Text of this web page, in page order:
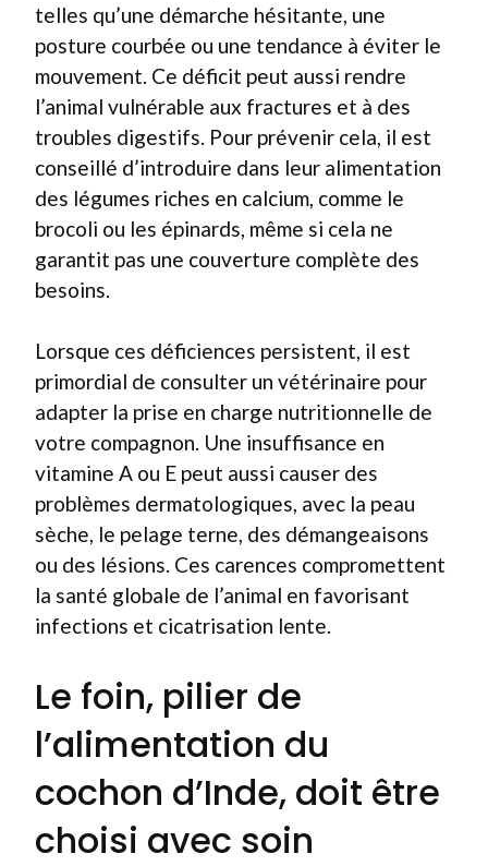
telles qu’une démarche hésitante, une
posture courbée ou une tendance à éviter le
mouvement. Ce déficit peut aussi rendre
l’animal vulnérable aux fractures et à des
troubles digestifs. Pour prévenir cela, il est
conseillé d’introduire dans leur alimentation
des légumes riches en calcium, comme le
brocoli ou les épinards, même si cela ne
garantit pas une couverture complète des
besoins.
Lorsque ces déficiences persistent, il est
primordial de consulter un vétérinaire pour
adapter la prise en charge nutritionnelle de
votre compagnon. Une insuffisance en
vitamine A ou E peut aussi causer des
problèmes dermatologiques, avec la peau
sèche, le pelage terne, des démangeaisons
ou des lésions. Ces carences compromettent
la santé globale de l’animal en favorisant
infections et cicatrisation lente.
Le foin, pilier de
l’alimentation du
cochon d’Inde, doit être
choisi avec soin